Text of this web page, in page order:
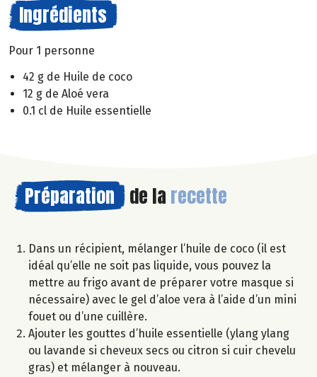
Ingrédients
Pour 1 personne
42 g de Huile de coco
12 g de Aloé vera
0.1 cl de Huile essentielle
Préparation de la recette
Dans un récipient, mélanger l’huile de coco (il est
idéal qu’elle ne soit pas liquide, vous pouvez la
mettre au frigo avant de préparer votre masque si
nécessaire) avec le gel d’aloe vera à l’aide d’un mini
fouet ou d’une cuillère.
Ajouter les gouttes d’huile essentielle (ylang ylang
ou lavande si cheveux secs ou citron si cuir chevelu
gras) et mélanger à nouveau.